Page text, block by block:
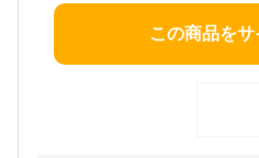
この商品を